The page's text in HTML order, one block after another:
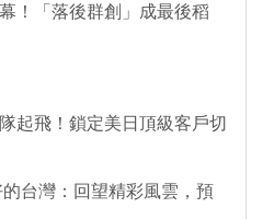
！「落後群創」成最後稻
起飛！鎖定美日頂級客戶切
台灣：回望精彩風雲，預